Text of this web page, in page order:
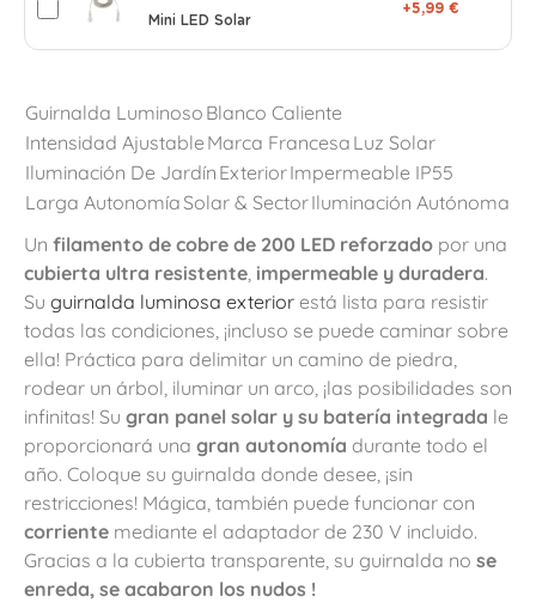
Mini LED Solar
+5,99 €
Guirnalda Luminoso Blanco Caliente
Intensidad Ajustable Marca Francesa Luz Solar
Iluminación De Jardín ExteriorImpermeable IP55
Larga AutonomíaSolar & SectorIluminación Autónoma
Un filamento de cobre de 200 LED reforzado por una
cubierta ultra resistente, impermeable y duradera.
Su guirnalda luminosa exterior está lista para resistir
todas las condiciones, ¡incluso se puede caminar sobre
ella! Práctica para delimitar un camino de piedra,
rodear un árbol, iluminar un arco, ¡las posibilidades son
infinitas! Su gran panel solar y su batería integrada le
proporcionará una gran autonomía durante todo el
año. Coloque su guirnalda donde desee, ¡sin
restricciones! Mágica, también puede funcionar con
corriente mediante el adaptador de 230 V incluido.
Gracias a la cubierta transparente, su guirnalda no se
enreda, se acabaron los nudos !